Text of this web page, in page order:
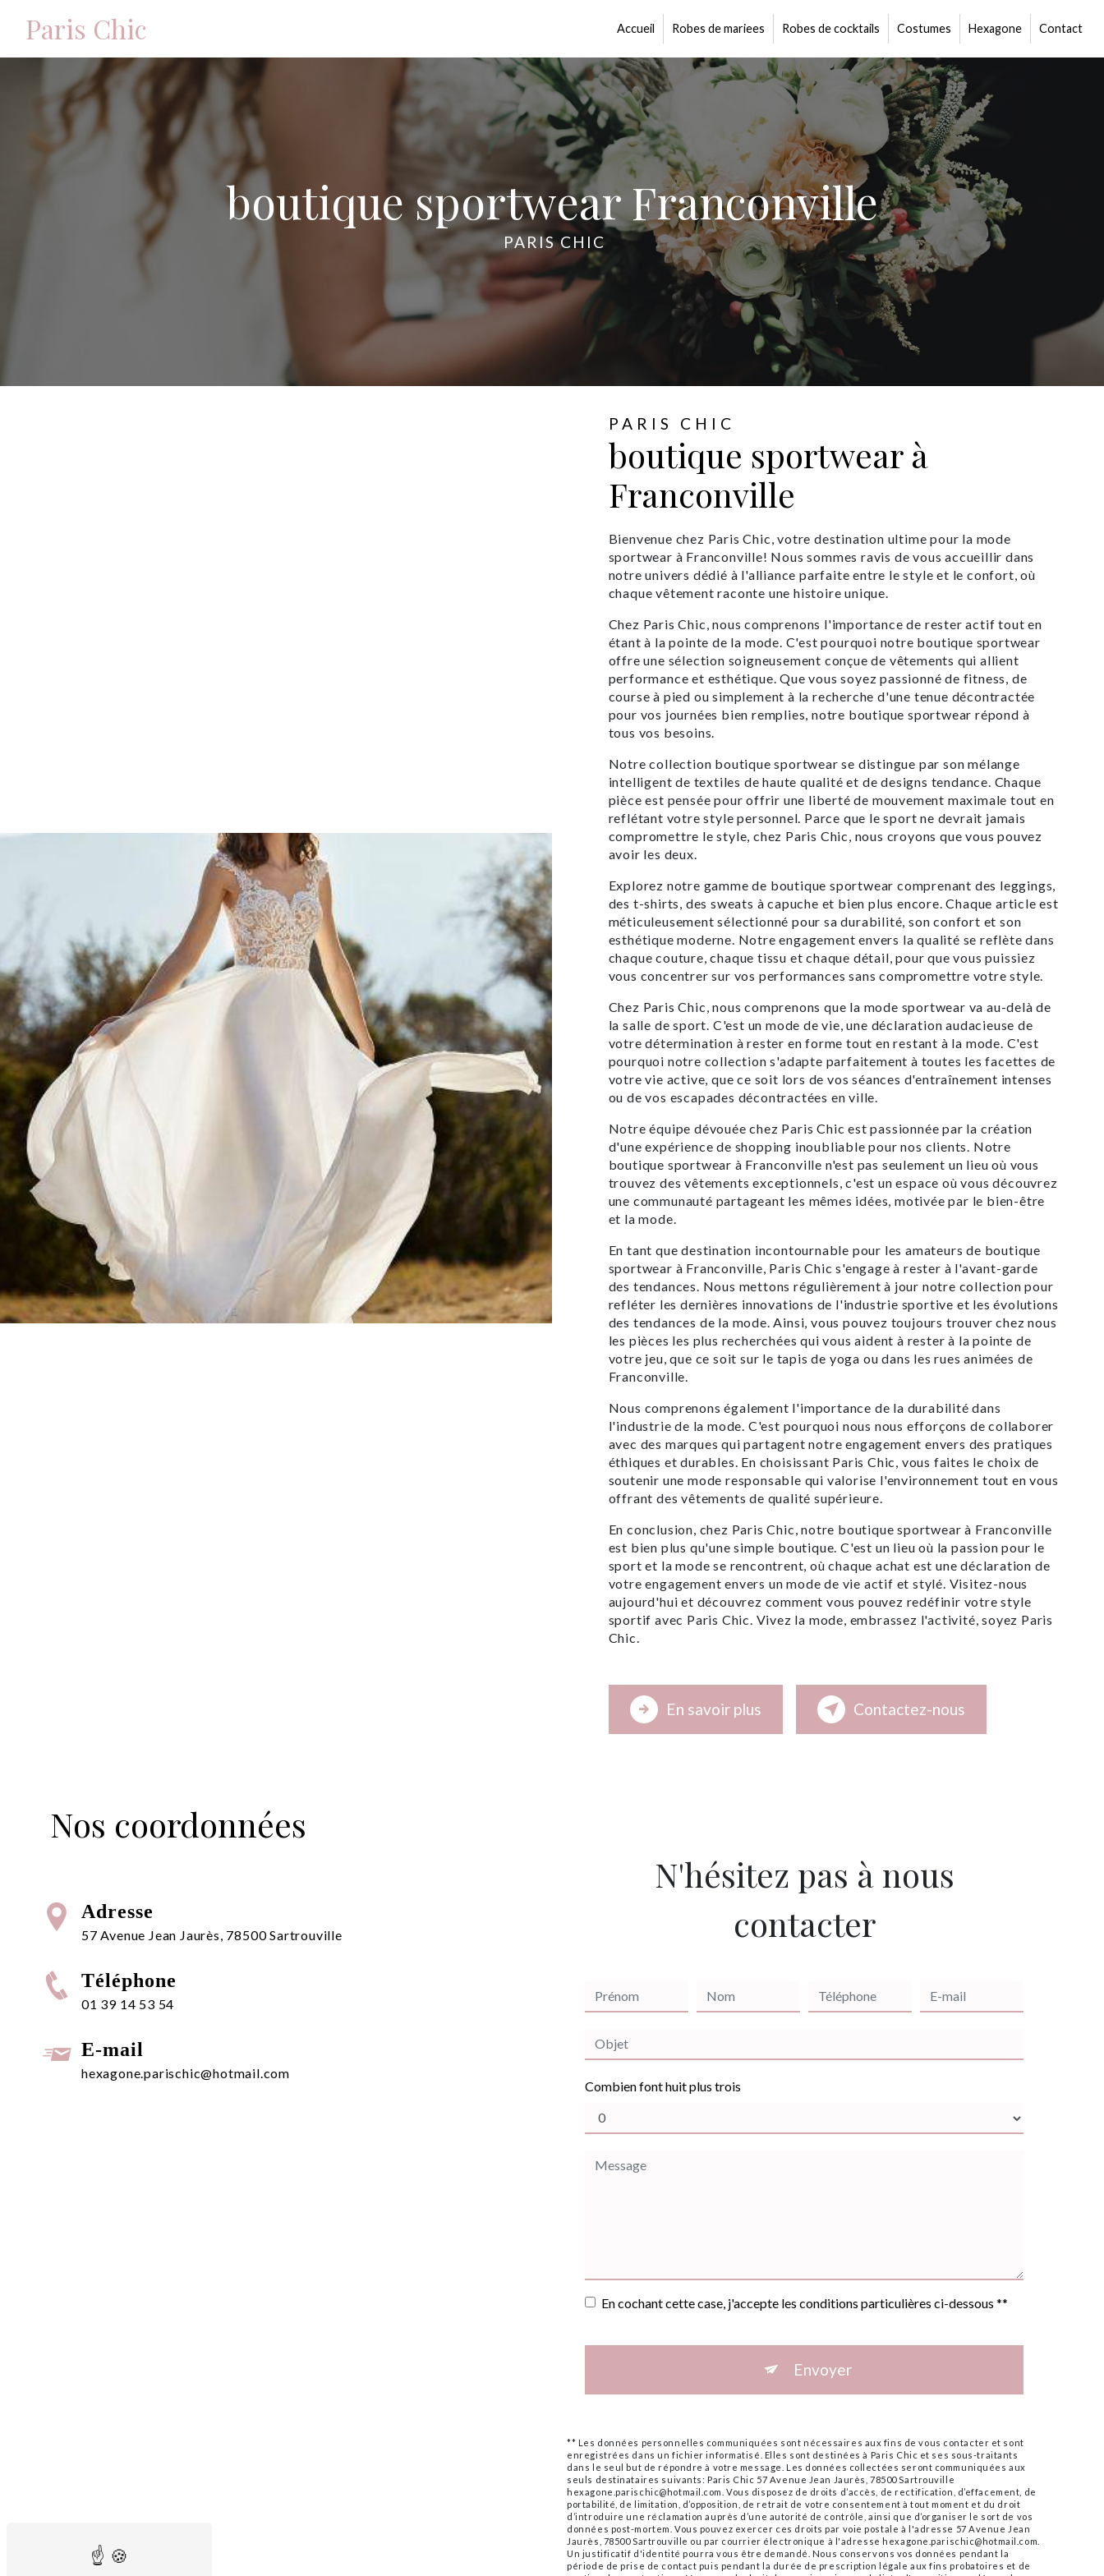
Paris Chic Accueil Robes de mariees Robes de cocktails Costumes Hexagone Contact
boutique sportwear Franconville
PARIS CHIC
PARIS CHIC
boutique sportwear à
Franconville
Bienvenue chez Paris Chic, votre destination ultime pour la mode
sportwear à Franconville! Nous sommes ravis de vous accueillir dans
notre univers dédié à l'alliance parfaite entre le style et le confort, où
chaque vêtement raconte une histoire unique.
Chez Paris Chic, nous comprenons l'importance de rester actif tout en
étant à la pointe de la mode. C'est pourquoi notre boutique sportwear
offre une sélection soigneusement conçue de vêtements qui allient
performance et esthétique. Que vous soyez passionné de fitness, de
course à pied ou simplement à la recherche d'une tenue décontractée
pour vos journées bien remplies, notre boutique sportwear répond à
tous vos besoins.
Notre collection boutique sportwear se distingue par son mélange
intelligent de textiles de haute qualité et de designs tendance. Chaque
pièce est pensée pour offrir une liberté de mouvement maximale tout en
reflétant votre style personnel. Parce que le sport ne devrait jamais
compromettre le style, chez Paris Chic, nous croyons que vous pouvez
avoir les deux.
Explorez notre gamme de boutique sportwear comprenant des leggings,
des t-shirts, des sweats à capuche et bien plus encore. Chaque article est
méticuleusement sélectionné pour sa durabilité, son confort et son
esthétique moderne. Notre engagement envers la qualité se reflète dans
chaque couture, chaque tissu et chaque détail, pour que vous puissiez
vous concentrer sur vos performances sans compromettre votre style.
Chez Paris Chic, nous comprenons que la mode sportwear va au-delà de
la salle de sport. C'est un mode de vie, une déclaration audacieuse de
votre détermination à rester en forme tout en restant à la mode. C'est
pourquoi notre collection s'adapte parfaitement à toutes les facettes de
votre vie active, que ce soit lors de vos séances d'entraînement intenses
ou de vos escapades décontractées en ville.
Notre équipe dévouée chez Paris Chic est passionnée par la création
d'une expérience de shopping inoubliable pour nos clients. Notre
boutique sportwear à Franconville n'est pas seulement un lieu où vous
trouvez des vêtements exceptionnels, c'est un espace où vous découvrez
une communauté partageant les mêmes idées, motivée par le bien-être
et la mode.
En tant que destination incontournable pour les amateurs de boutique
sportwear à Franconville, Paris Chic s'engage à rester à l'avant-garde
des tendances. Nous mettons régulièrement à jour notre collection pour
refléter les dernières innovations de l'industrie sportive et les évolutions
des tendances de la mode. Ainsi, vous pouvez toujours trouver chez nous
les pièces les plus recherchées qui vous aident à rester à la pointe de
votre jeu, que ce soit sur le tapis de yoga ou dans les rues animées de
Franconville.
Nous comprenons également l'importance de la durabilité dans
l'industrie de la mode. C'est pourquoi nous nous efforçons de collaborer
avec des marques qui partagent notre engagement envers des pratiques
éthiques et durables. En choisissant Paris Chic, vous faites le choix de
soutenir une mode responsable qui valorise l'environnement tout en vous
offrant des vêtements de qualité supérieure.
En conclusion, chez Paris Chic, notre boutique sportwear à Franconville
est bien plus qu'une simple boutique. C'est un lieu où la passion pour le
sport et la mode se rencontrent, où chaque achat est une déclaration de
votre engagement envers un mode de vie actif et stylé. Visitez-nous
aujourd'hui et découvrez comment vous pouvez redéfinir votre style
sportif avec Paris Chic. Vivez la mode, embrassez l'activité, soyez Paris
Chic.
En savoir plus Contactez-nous
N'hésitez pas à nous
contacter
Combien font huit plus trois
En cochant cette case, j'accepte les conditions particulières ci-dessous **
Envoyer
** Les données personnelles communiquées sont nécessaires aux fins de vous contacter et sont
enregistrées dans un fichier informatisé. Elles sont destinées à Paris Chic et ses sous-traitants
dans le seul but de répondre à votre message. Les données collectées seront communiquées aux
seuls destinataires suivants: Paris Chic 57 Avenue Jean Jaurès, 78500 Sartrouville
hexagone.parischic@hotmail.com. Vous disposez de droits d’accès, de rectification, d’effacement, de
portabilité, de limitation, d’opposition, de retrait de votre consentement à tout moment et du droit
d’introduire une réclamation auprès d’une autorité de contrôle, ainsi que d’organiser le sort de vos
données post-mortem. Vous pouvez exercer ces droits par voie postale à l'adresse 57 Avenue Jean
Jaurès, 78500 Sartrouville ou par courrier électronique à l'adresse hexagone.parischic@hotmail.com.
Un justificatif d'identité pourra vous être demandé. Nous conservons vos données pendant la
période de prise de contact puis pendant la durée de prescription légale aux fins probatoires et de
Nos coordonnées
Adresse
57 Avenue Jean Jaurès, 78500 Sartrouville
Téléphone
01 39 14 53 54
E-mail
hexagone.parischic@hotmail.com